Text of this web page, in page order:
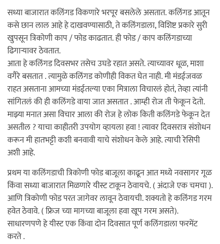
सध्या बाजारात कलिंगड विकणारे भरपूर बसलेले असतात. कलिंगड आतून
कसे छान लाल आहे हे दाखवण्यासाठी, ते कलिंगडाला, विशिष्ट प्रकारे सुरी
खुपसून त्रिकोणी काप / फोड काढतात. ही फोड / काप कलिंगडाच्या
ढिगार्‍यावर ठेवतात.
आता हे कलिंगड दिवसभर तसेच उघडे रहात असते. त्याच्यावर धूळ, माशा
वगैरे बसतात . त्यामुळे कलिंगड कोणीही विकत घेत नाही. मी मंडईजवळ
राहत असताना आमच्या मंडईतल्या एका मित्राला विचारलं होतं, तेव्हा त्यांनी
सांगितलं की ही कलिंगडे वाया जात असतात . आम्ही रोज ती फेकून देतो.
माझ्या मनात असा विचार आला की रोज हे लोक किती कलिंगडे फेकून देत
असतील ? याचा काहीतरी उपयोग व्हायला हवा ! त्यावर दिवसरात्र संशोधन
करून मी हातभट्टी कशी बनवावी याचे संशोधन केले आहे. त्याची रेसिपी
अशी आहे.
प्रथम या कलिंगडाची त्रिकोणी फोड बाजूला काढून आत मध्ये नवसागर गूळ
किंवा सध्या बाजारात मिळणारे यीस्ट टाकून ठेवायचे. ( अंदाजे एक चमचा ).
आणि त्रिकोणी फोड परत जागेवर लावून ठेवायची. शक्यतो हे कलिंगड गरम
हवेत ठेवावे. ( फ्रिज च्या मागच्या बाजूला हवा खूप गरम असते).
साधारणपणे हे यीस्ट एक किंवा दोन दिवसात पूर्ण कलिंगडाला फरमेंट
करते .